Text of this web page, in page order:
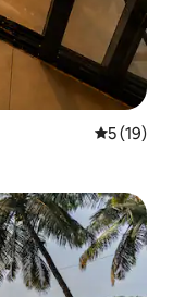
5 (19)